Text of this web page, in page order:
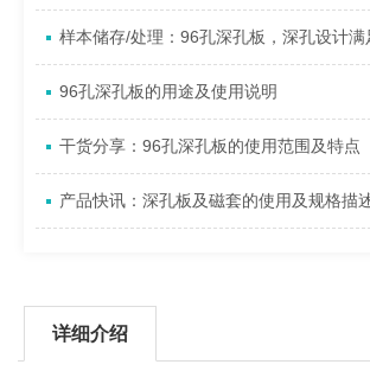
样本储存/处理：96孔深孔板，深孔设计满
96孔深孔板的用途及使用说明
干货分享：96孔深孔板的使用范围及特点
产品快讯：深孔板及磁套的使用及规格描
详细介绍